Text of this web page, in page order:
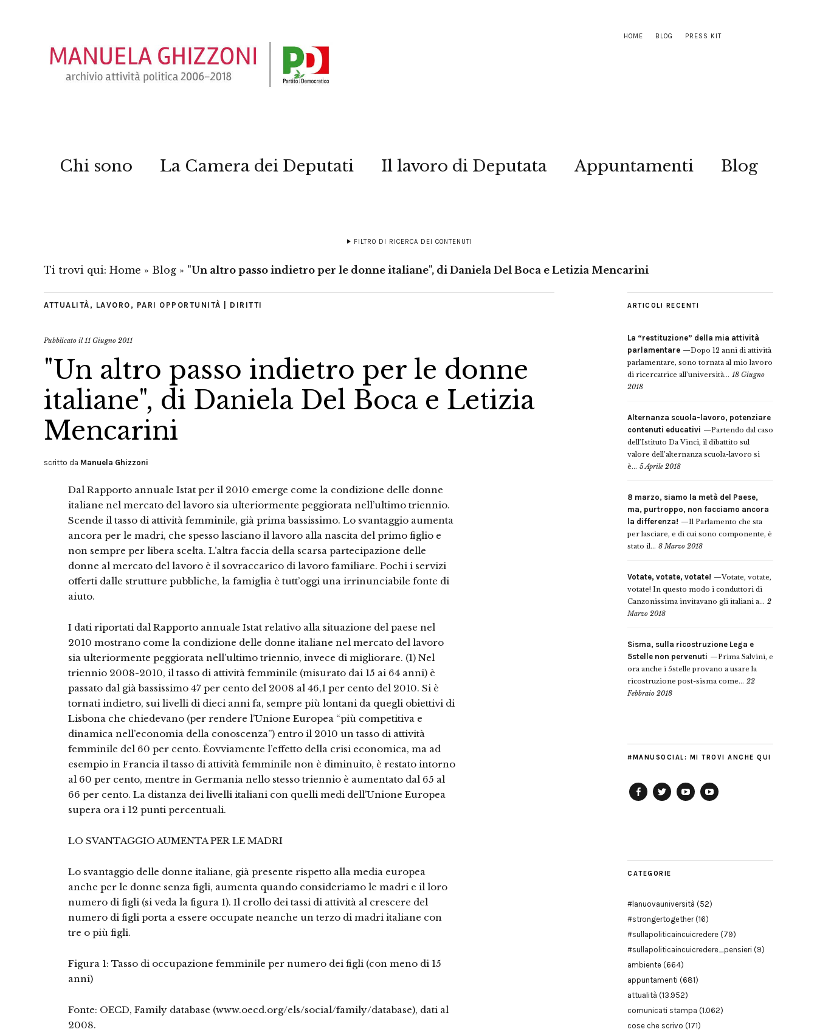
HOME BLOG PRESS KIT
Chi sono La Camera dei Deputati Il lavoro di Deputata Appuntamenti Blog
FILTRO DI RICERCA DEI CONTENUTI
Ti trovi qui: Home » Blog » "Un altro passo indietro per le donne italiane", di Daniela Del Boca e Letizia Mencarini
ATTUALITÀ , LAVORO , PARI OPPORTUNITÀ | DIRITTI
Pubblicato il11 Giugno 2011
"Un altro passo indietro per le donne
italiane", di Daniela Del Boca e Letizia
Mencarini
scritto da Manuela Ghizzoni
Dal Rapporto annuale Istat per il 2010 emerge come la condizione delle donne
italiane nel mercato del lavoro sia ulteriormente peggiorata nell’ultimo triennio.
Scende il tasso di attività femminile, già prima bassissimo. Lo svantaggio aumenta
ancora per le madri, che spesso lasciano il lavoro alla nascita del primo figlio e
non sempre per libera scelta. L’altra faccia della scarsa partecipazione delle
donne al mercato del lavoro è il sovraccarico di lavoro familiare. Pochi i servizi
offerti dalle strutture pubbliche, la famiglia è tutt’oggi una irrinunciabile fonte di
aiuto.
I dati riportati dal Rapporto annuale Istat relativo alla situazione del paese nel
2010 mostrano come la condizione delle donne italiane nel mercato del lavoro
sia ulteriormente peggiorata nell’ultimo triennio, invece di migliorare. (1) Nel
triennio 2008-2010, il tasso di attività femminile (misurato dai 15 ai 64 anni) è
passato dal già bassissimo 47 per cento del 2008 al 46,1 per cento del 2010. Si è
tornati indietro, sui livelli di dieci anni fa, sempre più lontani da quegli obiettivi di
Lisbona che chiedevano (per rendere l’Unione Europea “più competitiva e
dinamica nell’economia della conoscenza”) entro il 2010 un tasso di attività
femminile del 60 per cento. Èovviamente l’effetto della crisi economica, ma ad
esempio in Francia il tasso di attività femminile non è diminuito, è restato intorno
al 60 per cento, mentre in Germania nello stesso triennio è aumentato dal 65 al
66 per cento. La distanza dei livelli italiani con quelli medi dell’Unione Europea
supera ora i 12 punti percentuali.
LO SVANTAGGIO AUMENTA PER LE MADRI
Lo svantaggio delle donne italiane, già presente rispetto alla media europea
anche per le donne senza figli, aumenta quando consideriamo le madri e il loro
numero di figli (si veda la figura 1). Il crollo dei tassi di attività al crescere del
numero di figli porta a essere occupate neanche un terzo di madri italiane con
tre o più figli.
Figura 1: Tasso di occupazione femminile per numero dei figli (con meno di 15
anni)
Fonte: OECD, Family database (www.oecd.org/els/social/family/database), dati al
2008.
ARTICOLI RECENTI
La “restituzione” della mia attività
parlamentare
Dopo 12 anni di attività
parlamentare, sono tornata al mio lavoro
di ricercatrice all’università... 18 Giugno
2018
Alternanza scuola-lavoro, potenziare
contenuti educativi
Partendo dal caso
dell’Istituto Da Vinci, il dibattito sul
valore dell’alternanza scuola-lavoro si
è... 5 Aprile 2018
8 marzo, siamo la metà del Paese,
ma, purtroppo, non facciamo ancora
la differenza!
Il Parlamento che sta
per lasciare, e di cui sono componente, è
stato il... 8 Marzo 2018
Votate, votate, votate!
Votate, votate,
votate! In questo modo i conduttori di
Canzonissima invitavano gli italiani a... 2
Marzo 2018
Sisma, sulla ricostruzione Lega e
5stelle non pervenuti
Prima Salvini, e
ora anche i 5stelle provano a usare la
ricostruzione post-sisma come... 22
Febbraio 2018
#MANUSOCIAL: MI TROVI ANCHE QUI
CATEGORIE
#lanuovauniversità (52)
#strongertogether(16)
#sullapoliticaincuicredere (79)
#sullapoliticaincuicredere_pensieri (9)
ambiente (664)
appuntamenti (681)
attualità (13.952)
comunicati stampa (1.062)
cose che scrivo (171)